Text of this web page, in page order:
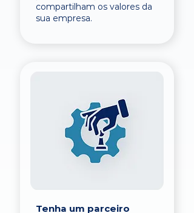
compartilham os valores da
sua empresa.
Tenha um parceiro